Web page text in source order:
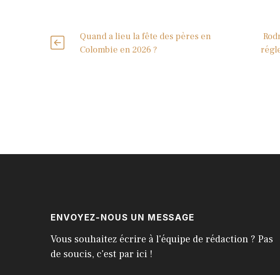
Quand a lieu la fête des pères en
Colombie en 2026 ?
ENVOYEZ-NOUS UN MESSAGE
Vous souhaitez écrire à l'équipe de rédaction ? Pas
de soucis, c'est par ici !